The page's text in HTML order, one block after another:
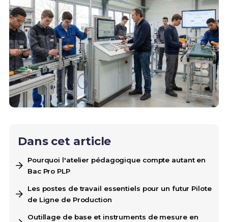
Dans cet article
Pourquoi l'atelier pédagogique compte autant en
Bac Pro PLP
Les postes de travail essentiels pour un futur Pilote
de Ligne de Production
Outillage de base et instruments de mesure en